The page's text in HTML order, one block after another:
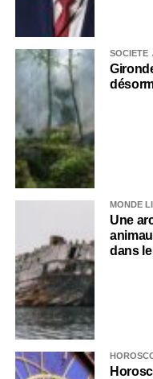
SOCIÉTÉ
MONDE
Une
dans